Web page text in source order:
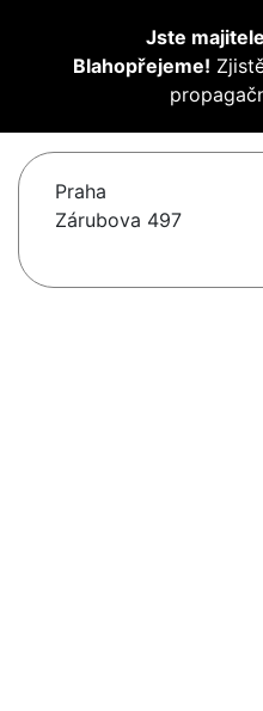
Jste
Blahopřejeme!
Praha
Zárubova 497